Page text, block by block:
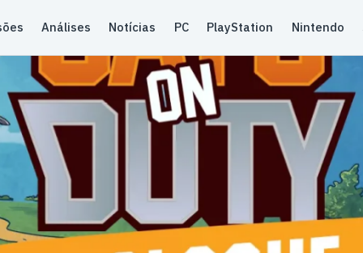
Análises Notícias PC PlayStation Nintendo